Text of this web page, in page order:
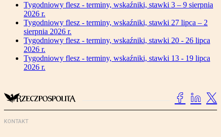
Tygodniowy flesz - terminy, wskaźniki, stawki 3 – 9 sierpnia
2026 r.
Tygodniowy flesz - terminy, wskaźniki, stawki 27 lipca – 2
sierpnia 2026 r.
Tygodniowy flesz - terminy, wskaźniki, stawki 20 - 26 lipca
2026 r.
Tygodniowy flesz - terminy, wskaźniki, stawki 13 - 19 lipca
2026 r.
KONTAKT